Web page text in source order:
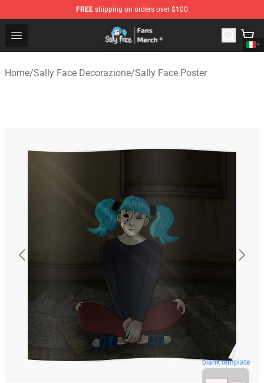
FREE shipping on orders over $100
Open menu
Sally Face Store - Official Sally Face Merchandise Shop
Home/Sally Face Decorazione/Sally Face Poster
blank template